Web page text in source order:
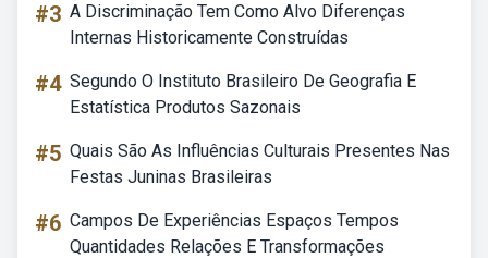
#3 A Discriminação Tem Como Alvo Diferenças
Internas Historicamente Construídas
#4 Segundo O Instituto Brasileiro De Geografia E
Estatística Produtos Sazonais
#5 Quais São As Influências Culturais Presentes Nas
Festas Juninas Brasileiras
#6 Campos De Experiências Espaços Tempos
Quantidades Relações E Transformações